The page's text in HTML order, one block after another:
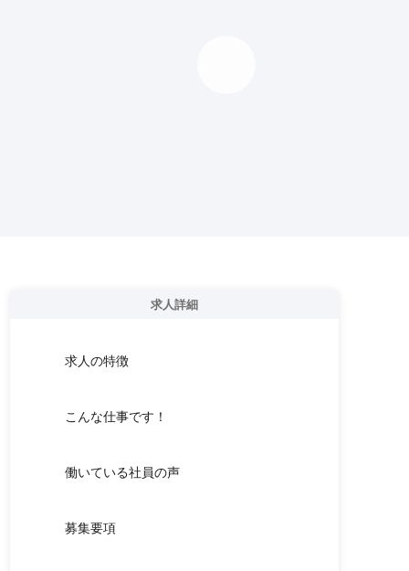
求人詳細
求人の特徴
こんな仕事です！
働いている社員の声
募集要項